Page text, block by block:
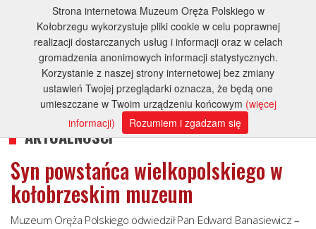
AKTUALNOŚCI
Syn powstańca wielkopolskiego w
kołobrzeskim muzeum
Muzeum Oręża Polskiego odwiedził Pan Edward Banasiewicz –
Strona internetowa Muzeum Oręża Polskiego w
Kołobrzegu wykorzystuje pliki cookie w celu poprawnej
realizacji dostarczanych usług i informacji oraz w celach
gromadzenia anonimowych informacji statystycznych.
Korzystanie z naszej strony internetowej bez zmiany
ustawień Twojej przeglądarki oznacza, że będą one
umieszczane w Twoim urządzeniu końcowym (więcej
informacji)
Rozumiem i zgadzam się